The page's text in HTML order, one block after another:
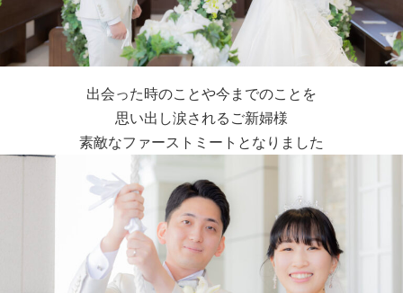
出会った時のことや今までのことを
思い出し涙されるご新婦様
素敵なファーストミートとなりました